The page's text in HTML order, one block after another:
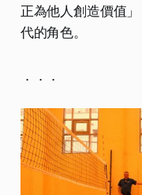
正為他人創造價值
代的角色。
．．．